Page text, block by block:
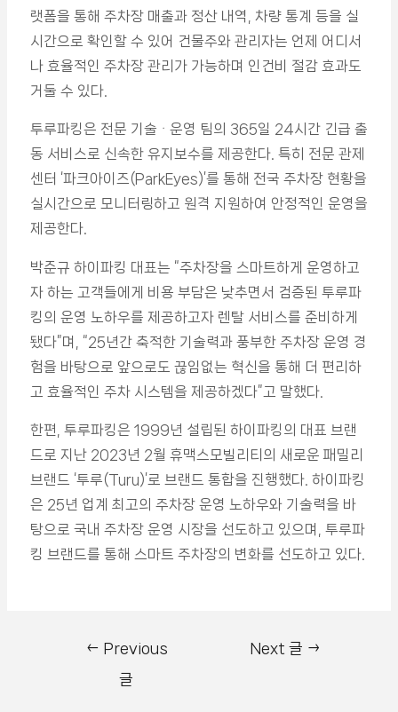
랫폼을 통해 주차장 매출과 정산 내역, 차량 통계 등을 실
시간으로 확인할 수 있어 건물주와 관리자는 언제 어디서
나 효율적인 주차장 관리가 가능하며 인건비 절감 효과도
거둘 수 있다.
투루파킹은 전문 기술ᆞ운영 팀의 365일 24시간 긴급 출
동 서비스로 신속한 유지보수를 제공한다. 특히 전문 관제
센터 ‘파크아이즈(ParkEyes)’를 통해 전국 주차장 현황을
실시간으로 모니터링하고 원격 지원하여 안정적인 운영을
제공한다.
박준규 하이파킹 대표는 “주차장을 스마트하게 운영하고
자 하는 고객들에게 비용 부담은 낮추면서 검증된 투루파
킹의 운영 노하우를 제공하고자 렌탈 서비스를 준비하게
됐다”며, “25년간 축적한 기술력과 풍부한 주차장 운영 경
험을 바탕으로 앞으로도 끊임없는 혁신을 통해 더 편리하
고 효율적인 주차 시스템을 제공하겠다”고 말했다.
한편, 투루파킹은 1999년 설립된 하이파킹의 대표 브랜
드로 지난 2023년 2월 휴맥스모빌리티의 새로운 패밀리
브랜드 ‘투루(Turu)’로 브랜드 통합을 진행했다. 하이파킹
은 25년 업계 최고의 주차장 운영 노하우와 기술력을 바
탕으로 국내 주차장 운영 시장을 선도하고 있으며, 투루파
킹 브랜드를 통해 스마트 주차장의 변화를 선도하고 있다.
← Previous
글
Next 글 →